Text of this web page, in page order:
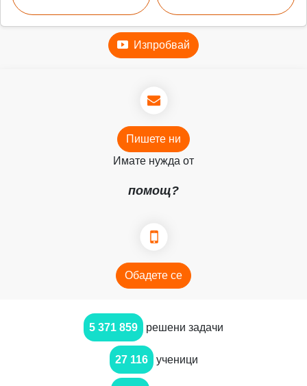
Изпробвай
Пишете ни
Имате нужда от
помощ?
Обадете се
5 371 859 решени задачи
27 116 ученици